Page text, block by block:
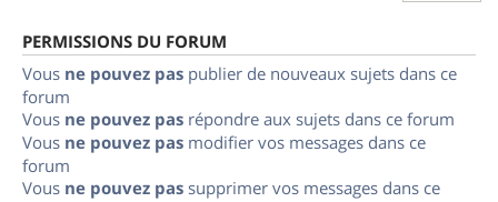
PERMISSIONS DU FORUM
Vous ne pouvez pas publier de nouveaux sujets dans ce
forum
Vous ne pouvez pas répondre aux sujets dans ce forum
Vous ne pouvez pas modifier vos messages dans ce
forum
Vous ne pouvez pas supprimer vos messages dans ce